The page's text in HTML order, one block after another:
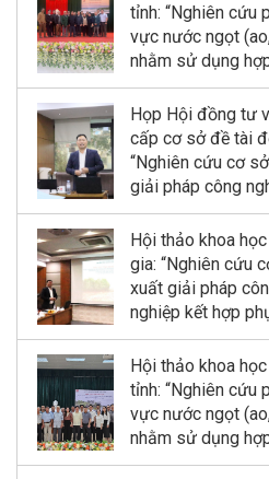
tỉnh: “Nghiên cứu
vực nước ngọt
nhằm sử dụng
vững kinh tế quy
Họp Hội đồng tư
cấp cơ sở đề tài
“Nghiên cứu cơ
giải pháp công
kết hợp phục hồi
mặn tại Khu dự
Hội thảo khoa
gia: “Nghiên cứu
xuất giải pháp
nghiệp kết hợp
ngập mặn tại
Hồng”
Hội thảo khoa
tỉnh: “Nghiên cứu
vực nước ngọt
nhằm sử dụng
vững kinh tế quy